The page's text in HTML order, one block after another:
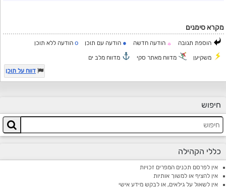
מקרא סימנים
הוספת תגובה ☼ הודעה חדשה ● הודעה עם תוכן o הודעה ללא תוכן
משקיען מדווח מאתר סקי
מדווח מלב ים
דווח על תוכן
חיפוש
כללי הקהילה
אין לפרסם תכנים המפרים זכויות
אין להציף או למשוך אותיות
אין לשאול על גילאים, או לבקש מידע אישי